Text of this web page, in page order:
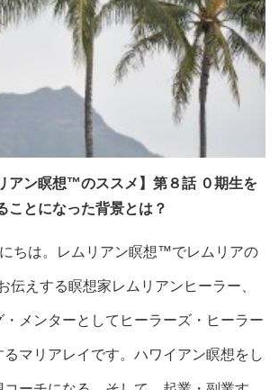
アン瞑想™のススメ】第８話 ０期生を
ことになった背景とは？
ちは。レムリアン瞑想™でレムリアの
伝えする瞑想家レムリアンヒーラー、
メンターとしてヒーラーズ・ヒーラー
るマリアレイです。ハワイアン瞑想をし